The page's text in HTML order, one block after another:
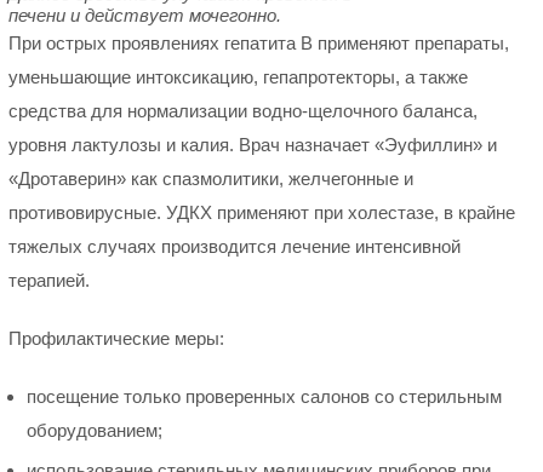
печени и действует мочегонно.
При острых проявлениях гепатита В применяют препараты,
уменьшающие интоксикацию, гепапротекторы, а также
средства для нормализации водно-щелочного баланса,
уровня лактулозы и калия. Врач назначает «Эуфиллин» и
«Дротаверин» как спазмолитики, желчегонные и
противовирусные. УДКХ применяют при холестазе, в крайне
тяжелых случаях производится лечение интенсивной
терапией.
Профилактические меры:
посещение только проверенных салонов со стерильным
оборудованием;